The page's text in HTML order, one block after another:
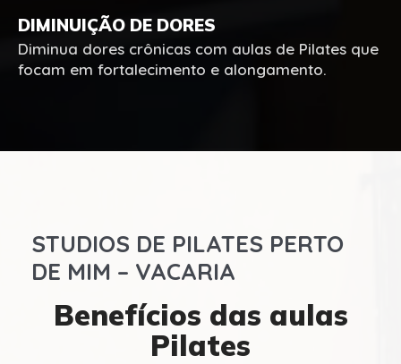
DIMINUIÇÃO DE DORES
Diminua dores crônicas com aulas de Pilates que
focam em fortalecimento e alongamento.
STUDIOS DE PILATES PERTO
DE MIM – VACARIA
Benefícios das aulas
Pilates